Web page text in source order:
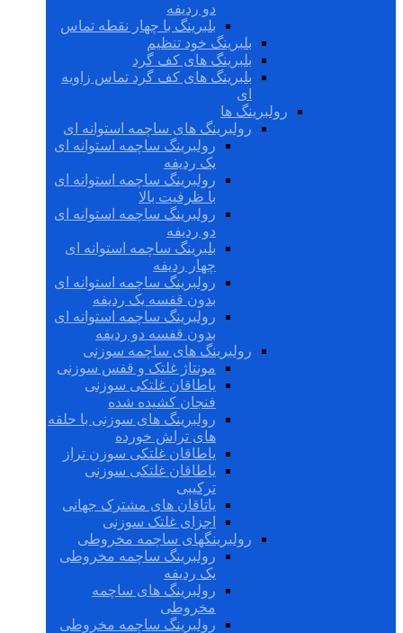
دو ردیفه
بلبرینگ با چهار نقطه تماس
بلبرینگ خود تنظیم
بلبرینگ های کف گرد
بلبرینگ های کف گرد تماس زاویه
ای
رولبرینگ ها
رولبرینگ های ساچمه استوانه ای
رولبرینگ ساچمه استوانه ای
یک ردیفه
رولبرینگ ساچمه استوانه ای
با ظرفیت بالا
رولبرینگ ساچمه استوانه ای
دو ردیفه
بلبرینگ ساچمه استوانه ای
چهار ردیفه
رولبرینگ ساچمه استوانه ای
بدون قفسه یک ردیفه
رولبرینگ ساچمه استوانه ای
بدون قفسه دو ردیفه
رولبرینگ های ساچمه سوزنی
مونتاژ غلتک و قفس سوزنی
یاطاقان غلتکی سوزنی
فنجان کشیده شده
رولبرینگ های سوزنی با حلقه
های تراش خورده
یاطاقان غلتکی سوزن تراز
یاطاقان غلتکی سوزنی
ترکیبی
یاتاقان های مشترک جهانی
اجزای غلتک سوزنی
رولبرینگهای ساچمه مخروطی
رولبرینگ ساچمه مخروطی
یک ردیفه
رولبرینگ های ساچمه
مخروطی
رولبرینگ ساچمه مخروطی